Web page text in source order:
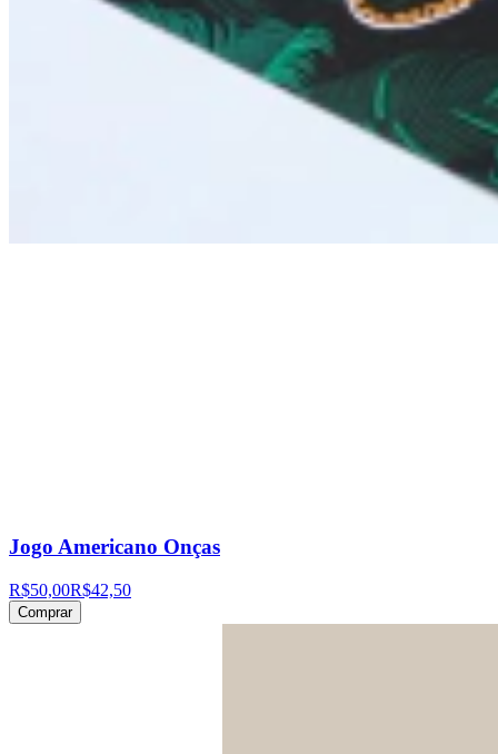
Jogo Americano Onças
R$50,00R$42,50
Comprar